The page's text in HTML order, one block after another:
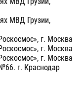
МВД Грузии,
г. Москва
г. Москва
г. Москва
г. Краснодар